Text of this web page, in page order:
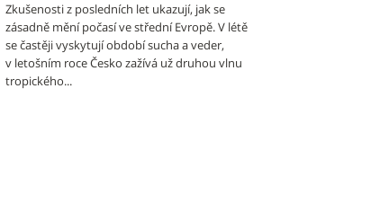
Zkušenosti z posledních let ukazují, jak se
zásadně mění počasí ve střední Evropě. V létě
se častěji vyskytují období sucha a veder,
v letošním roce Česko zažívá už druhou vlnu
tropického...